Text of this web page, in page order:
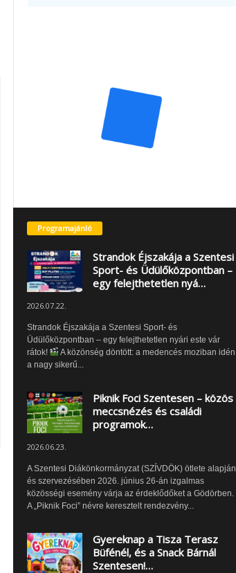
Programajánló
Strandok Éjszakája a Szentesi
Sport- és Üdülőközpontban –
egy felejthetetlen nyá…
2026.07.22.
Strandok Éjszakája a Szentesi Sport- és
Üdülőközpontban – egy felejthetetlen nyári este vár
rátok!
A közönség döntött: a medencés moziban idén
a nagy sikerű...
Piknik Foci Szentesen – közös
meccsnézés és családi
programok…
2026.06.23.
A Szentesi Diákönkormányzat (SZÍVDÖK) ötlete alapján
és szervezésében 2026. június 26-án izgalmas
közösségi esemény várja az érdeklődőket a Gödörben.
A „Piknik Foci” névre keresztelt rendezvény...
Gyereknap a Tisza Terasz
Büfénél, és a Snack Bárnál
Szentesen!…